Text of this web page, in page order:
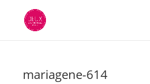
mariagene-614